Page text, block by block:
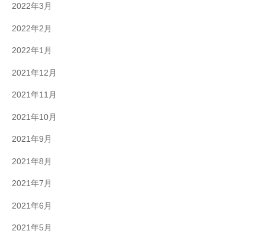
2022年3月
2022年2月
2022年1月
2021年12月
2021年11月
2021年10月
2021年9月
2021年8月
2021年7月
2021年6月
2021年5月